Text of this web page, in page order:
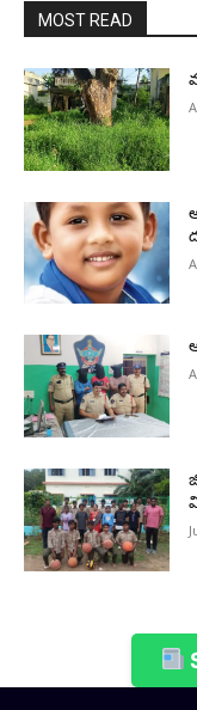
MOST READ